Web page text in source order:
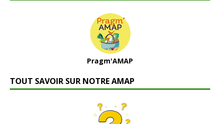
Pragm'AMAP
TOUT SAVOIR SUR NOTRE AMAP